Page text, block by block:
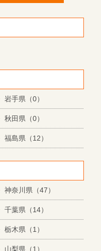
岩手県（0）
秋田県（0）
福島県（12）
神奈川県（47）
千葉県（14）
栃木県（1）
山梨県（1）